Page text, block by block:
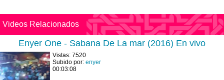
Videos Relacionados
Enyer One - Sabana De La mar (2016) En vivo
Vistas: 7520
Subido por: enyer
00:03:08